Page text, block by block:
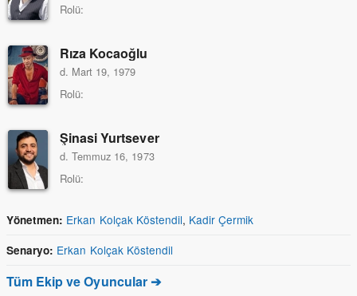
Rolü:
Rıza Kocaoğlu
d. Mart 19, 1979
Rolü:
Şinasi Yurtsever
d. Temmuz 16, 1973
Rolü:
Yönetmen: Erkan Kolçak Köstendil, Kadir Çermik
Senaryo: Erkan Kolçak Köstendil
Tüm Ekip ve Oyuncular ➔